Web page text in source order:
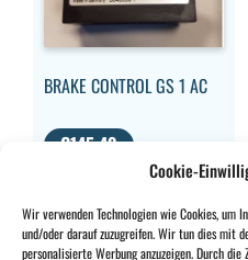
Cookie-
Wir verwenden Technologien wie Cookies, um
und/oder darauf zuzugreifen. Wir tun dies mit
personalisierte Werbung anzuzeigen. Durch
BRAKE CONTROL GS 1 AC
€145,49